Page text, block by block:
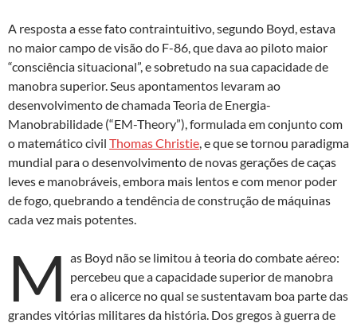
A resposta a esse fato contraintuitivo, segundo Boyd, estava
no maior campo de visão do F-86, que dava ao piloto maior
“consciência situacional”, e sobretudo na sua capacidade de
manobra superior. Seus apontamentos levaram ao
desenvolvimento de chamada Teoria de Energia-
Manobrabilidade (“EM-Theory”), formulada em conjunto com
o matemático civil Thomas Christie, e que se tornou paradigma
mundial para o desenvolvimento de novas gerações de caças
leves e manobráveis, embora mais lentos e com menor poder
de fogo, quebrando a tendência de construção de máquinas
cada vez mais potentes.
M as Boyd não se limitou à teoria do combate aéreo:
percebeu que a capacidade superior de manobra
era o alicerce no qual se sustentavam boa parte das
grandes vitórias militares da história. Dos gregos à guerra de